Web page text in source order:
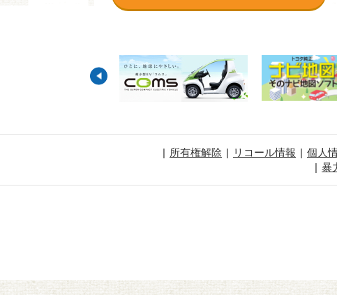
所有権解除 リコール情報 個人
暴